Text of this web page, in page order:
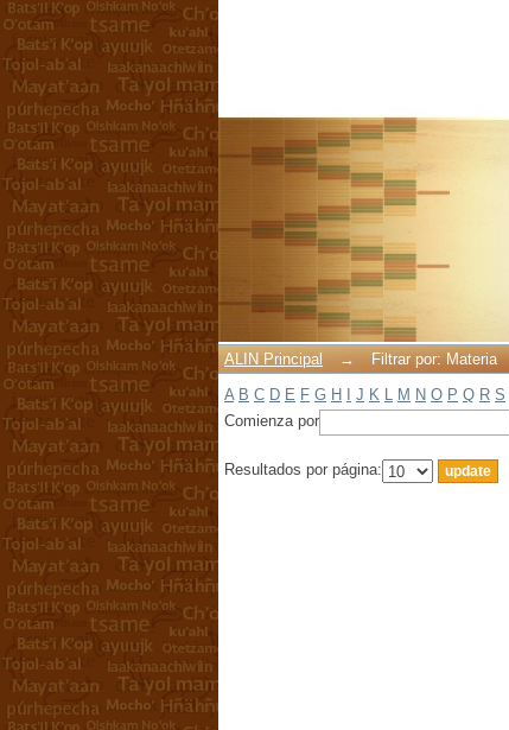
ALIN Principal →
Filtrar por: Materia
A B C D E F G H J K L M N O P Q R S
Comienza por
Resultados por página: